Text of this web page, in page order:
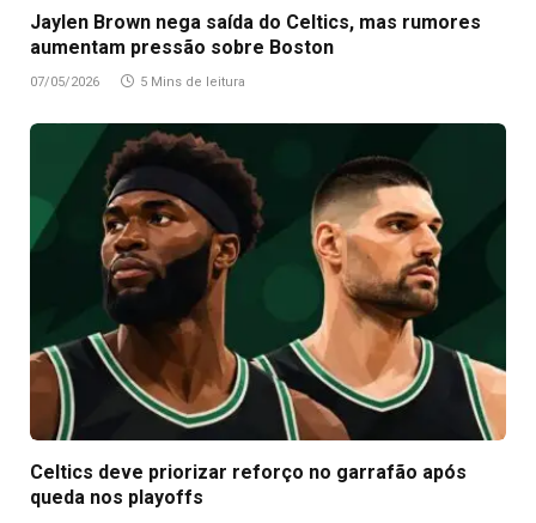
Jaylen Brown nega saída do Celtics, mas rumores
aumentam pressão sobre Boston
07/05/2026 5 Mins de leitura
Celtics deve priorizar reforço no garrafão após
queda nos playoffs